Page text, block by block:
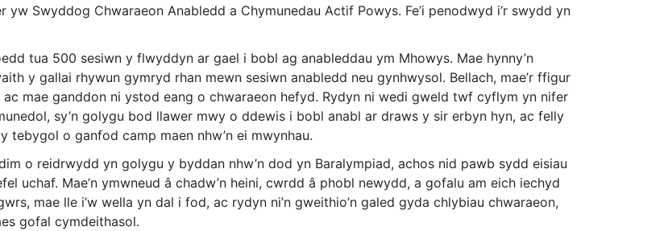
yw Swyddog Chwaraeon Anabledd a Chymunedau Actif Powys. Fe’i penodwyd i’r swydd yn
tua 500 sesiwn y flwyddyn ar gael i bobl ag anableddau ym Mhowys. Mae hynny’n
y gallai rhywun gymryd rhan mewn sesiwn anabledd neu gynhwysol. Bellach, mae’r ffigur
mae ganddon ni ystod eang o chwaraeon hefyd. Rydyn ni wedi gweld twf cyflym yn nifer
sy’n golygu bod llawer mwy o ddewis i bobl anabl ar draws y sir erbyn hyn, ac felly
tebygol o ganfod camp maen nhw’n ei mwynhau.
o reidrwydd yn golygu y byddan nhw’n dod yn Baralympiad, achos nid pawb sydd eisiau
uchaf. Mae’n ymwneud â chadw’n heini, cwrdd â phobl newydd, a gofalu am eich iechyd
mae lle i’w wella yn dal i fod, ac rydyn ni’n gweithio’n galed gyda chlybiau chwaraeon,
gofal cymdeithasol.